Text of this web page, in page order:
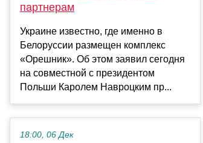
партнерам
Украине известно, где именно в
Белоруссии размещен комплекс
«Орешник». Об этом заявил сегодня
на совместной с президентом
Польши Каролем Навроцким пр...
18:00, 06 Дек